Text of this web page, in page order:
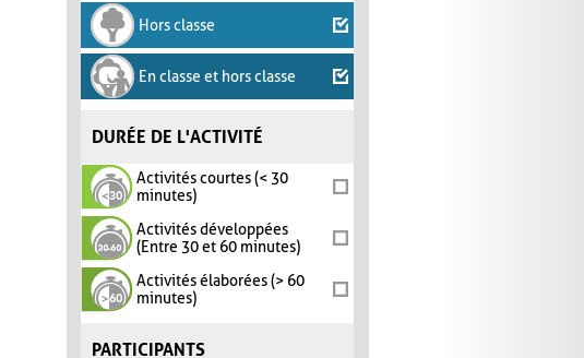
Hors classe
En classe et hors classe
DURÉE DE L'ACTIVITÉ
Activités courtes (< 30
minutes)
Activités développées
(Entre 30 et 60 minutes)
Activités élaborées (> 60
minutes)
PARTICIPANTS